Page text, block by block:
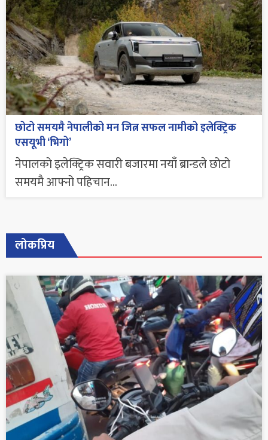
छोटो समयमै नेपालीको मन जित्न सफल नामीको इलेक्ट्रिक
एसयूभी ‘भिगो’
नेपालको इलेक्ट्रिक सवारी बजारमा नयाँ ब्रान्डले छोटो
समयमै आफ्नो पहिचान...
लोकप्रिय